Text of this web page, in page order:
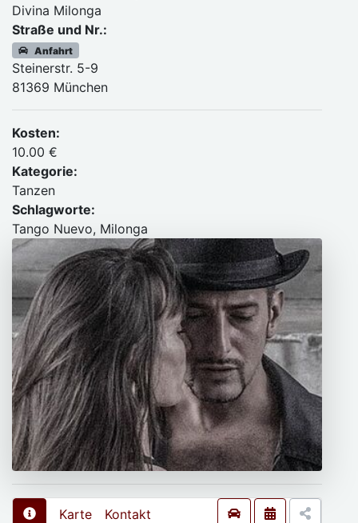
Divina Milonga
Straße und Nr.:
Anfahrt
Steinerstr. 5-9
81369 München
Kosten:
10.00 €
Kategorie:
Tanzen
Schlagworte:
Tango Nuevo, Milonga
Karte Kontakt